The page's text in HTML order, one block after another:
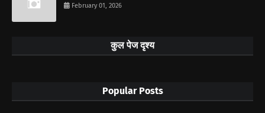
February 01, 2026
कुल पेज दृश्य
Popular Posts